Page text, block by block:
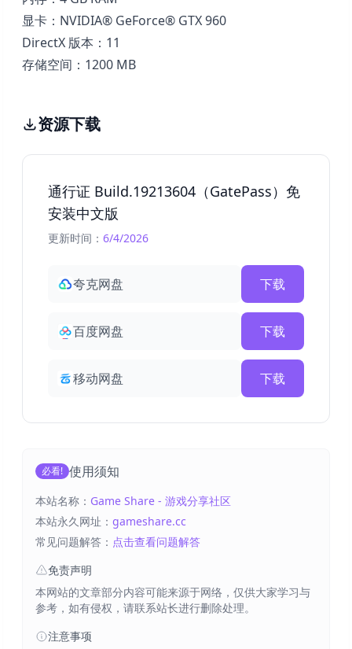
显卡：NVIDIA® GeForce® GTX 960
DirectX 版本：11
存储空间：1200 MB
资源下载
通行证 Build.19213604（GatePass）免
安装中文版
更新时间： 6/4/2026
夸克网盘 下载
百度网盘 下载
移动网盘 下载
必看! 使用须知
本站名称： Game Share - 游戏分享社区
本站永久网址： gameshare.cc
常见问题解答： 点击查看问题解答
免责声明
本网站的文章部分内容可能来源于网络，仅供大家学习与
参考，如有侵权，请联系站长进行删除处理。
注意事项